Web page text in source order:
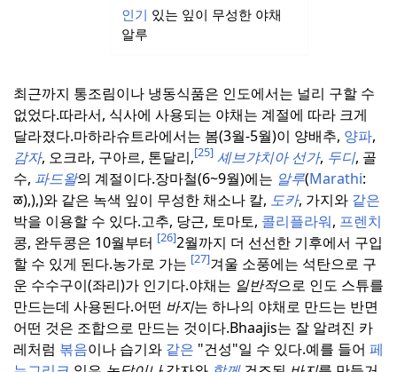
인기 있는 잎이 무성한 야채
알루
최근까지 통조림이나 냉동식품은 인도에서는 널리 구할 수
없었다.따라서, 식사에 사용되는 야채는 계절에 따라 크게
달라졌다.마하라슈트라에서는 봄(3월-5월)이 양배추, 양파,
감자, 오크라, 구아르, 톤달리,[25] 셰브갸치아 선가, 두디, 골
수, 파드왈의 계절이다.장마철(6~9월)에는 알루(Marathi:
ळ),),)와 같은 녹색 잎이 무성한 채소나 칼, 도카, 가지와 같은
박을 이용할 수 있다.고추, 당근, 토마토, 콜리플라워, 프렌치
콩, 완두콩은 10월부터 [26]2월까지 더 선선한 기후에서 구입
할 수 있게 된다.농가로 가는 [27]겨울 소풍에는 석탄으로 구
운 수수구이(좌리)가 인기다.야채는 일반적으로 인도 스튜를
만드는데 사용된다.어떤 바지는 하나의 야채로 만드는 반면
어떤 것은 조합으로 만드는 것이다.Bhaajis는 잘 알려진 카
레처럼 볶음이나 습기와 같은 "건성"일 수 있다.예를 들어 페